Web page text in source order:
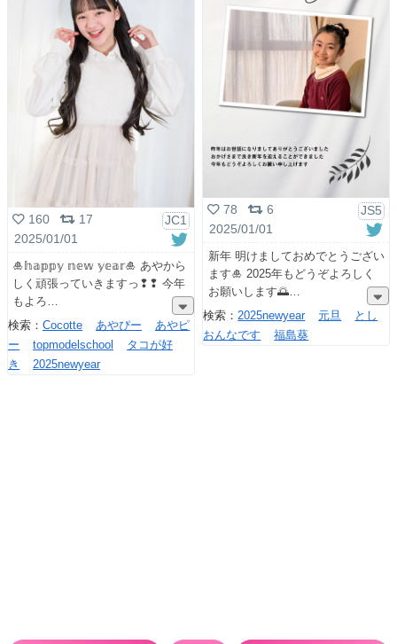
160 17
JC1
2025/01/01
🎍𝕙𝕒𝕡𝕡𝕪 𝕟𝕖𝕨 𝕪𝕖𝕒𝕣🎍 あやから
しく頑張っていきますっ❢❢ 今年
もよろ
検索： Cocotte あやぴー
あやピ
ー
topmodelschool
タコが好
き
2025newyear
78 6
JS5
2025/01/01
新年 明けましておめでとうござい
ます🎍 2025年もどうぞよろしく
お願いします🌅
検索： 2025newyear 元旦
とし
おんなです
福島葵